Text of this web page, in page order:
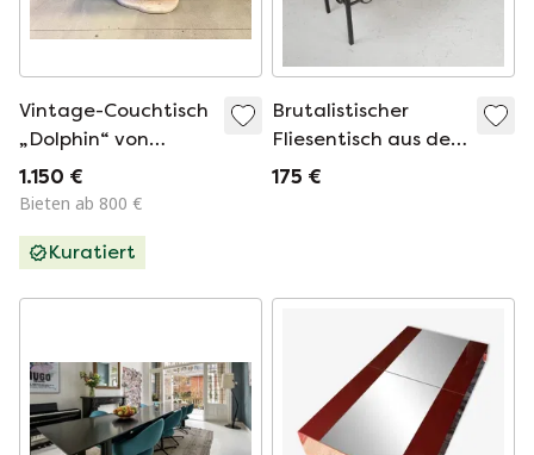
Vintage-Couchtisch
„Dolphin“ von
Maitland Smith,
1980er Jahre
1.150 €
Bieten ab 800 €
Kuratiert
Brutalistischer
Fliesentisch aus der
Mitte des 20.
175 €